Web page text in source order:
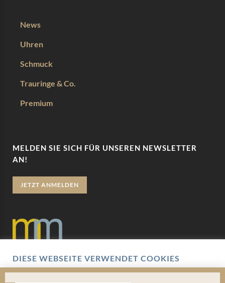
News
Uhren
Schmuck
Trauringe & Co.
Premium
MELDEN SIE SICH FÜR UNSEREN NEWSLETTER
AN!
JETZT ANMELDEN
Datenschutz
DIESE WEBSEITE VERWENDET COOKIES
Wir verwenden Cookies um Ihnen eine optimale